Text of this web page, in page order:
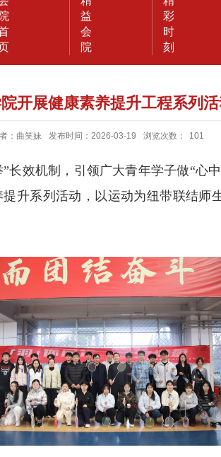
院
益
会
院
彩
时
刻
开展健康素养提升工程系列
：曲笑妹 发布时间：2026-03-19 浏览次数： 101
长效机制，引领广大青年学子做“心
升系列活动，以运动为纽带联结师